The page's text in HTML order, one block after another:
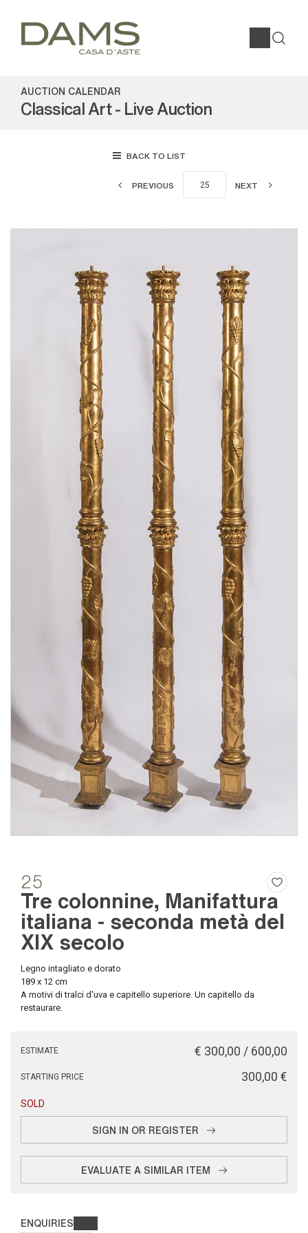
AUCTION CALENDAR
Classical Art - Live Auction
BACK TO LIST
PREVIOUS NEXT
25
Tre colonnine, Manifattura
italiana - seconda metà del
XIX secolo
Legno intagliato e dorato
189 x 12 cm
A motivi di tralci d'uva e capitello superiore. Un capitello da
restaurare.
€ 300,00 / 600,00
ESTIMATE
€ 300,00
STARTING PRICE
SOLD
SIGN IN OR REGISTER
EVALUATE A SIMILAR ITEM
ENQUIRIES